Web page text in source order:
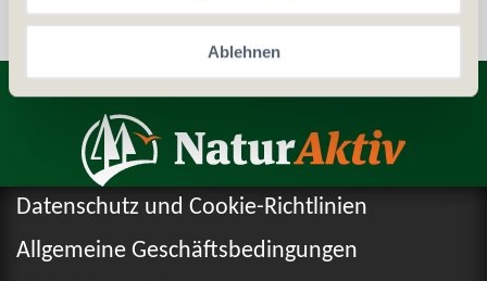
Ablehnen
Entdecken Sie weitere Produkte
Datenschutz und Cookie-Richtlinien
Allgemeine Geschäftsbedingungen